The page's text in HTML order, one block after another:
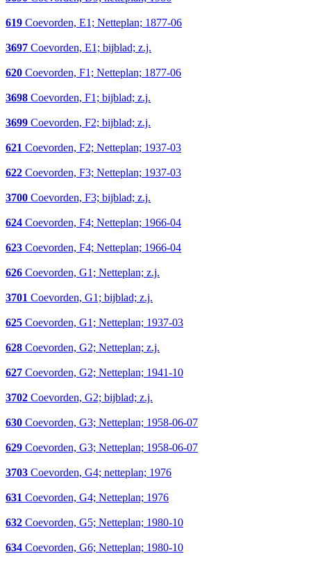
619 Coevorden, E1; Netteplan; 1877-06
3697 Coevorden, E1; bijblad; z.j.
620 Coevorden, F1; Netteplan; 1877-06
3698 Coevorden, F1; bijblad; z.j.
3699 Coevorden, F2; bijblad; z.j.
621 Coevorden, F2; Netteplan; 1937-03
622 Coevorden, F3; Netteplan; 1937-03
3700 Coevorden, F3; bijblad; z.j.
624 Coevorden, F4; Netteplan; 1966-04
623 Coevorden, F4; Netteplan; 1966-04
626 Coevorden, G1; Netteplan; z.j.
3701 Coevorden, G1; bijblad; z.j.
625 Coevorden, G1; Netteplan; 1937-03
628 Coevorden, G2; Netteplan; z.j.
627 Coevorden, G2; Netteplan; 1941-10
3702 Coevorden, G2; bijblad; z.j.
630 Coevorden, G3; Netteplan; 1958-06-07
629 Coevorden, G3; Netteplan; 1958-06-07
3703 Coevorden, G4; netteplan; 1976
631 Coevorden, G4; Netteplan; 1976
632 Coevorden, G5; Netteplan; 1980-10
634 Coevorden, G6; Netteplan; 1980-10